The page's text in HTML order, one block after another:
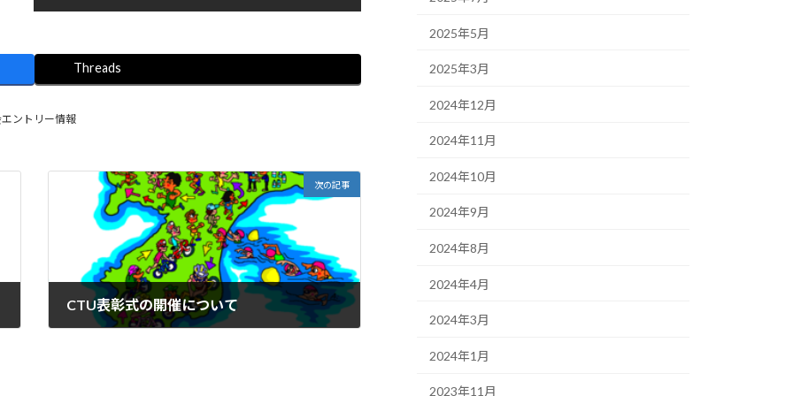
Threads
ントリー情報
次の記事
CTU表彰式の開催について
2025年5月
2025年3月
2024年12月
2024年11月
2024年10月
2024年9月
2024年8月
2024年4月
2024年3月
2024年1月
2023年11月